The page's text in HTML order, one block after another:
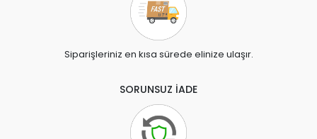
Siparişleriniz en kısa sürede elinize ulaşır.
SORUNSUZ İADE